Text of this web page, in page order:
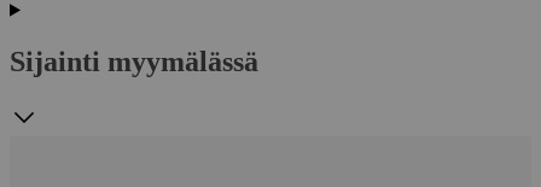
Sijainti myymälässä